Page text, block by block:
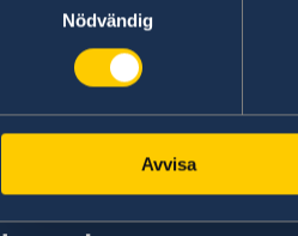
Nödvändig
Avvisa